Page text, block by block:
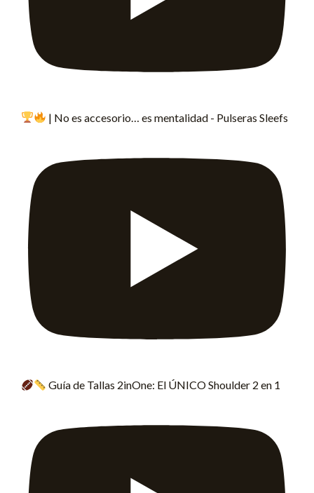
| No es accesorio… es mentalidad - Pulseras Sleefs
Guía de Tallas 2inOne: El ÚNICO Shoulder 2 en 1